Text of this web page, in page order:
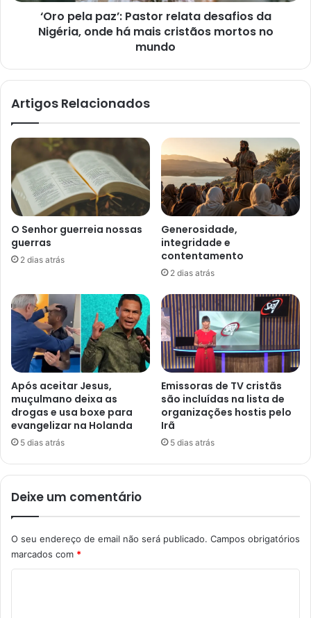
no
‘Oro pela paz’: Pastor relata desafios da
Nigéria, onde há mais cristãos mortos no
mundo
Artigos Relacionados
O Senhor guerreia nossas
guerras
2 dias atrás
Generosidade,
integridade e
contentamento
2 dias atrás
Após aceitar Jesus,
muçulmano deixa as
drogas e usa boxe para
evangelizar na Holanda
5 dias atrás
Emissoras de TV cristãs
são incluídas na lista de
organizações hostis pelo
Irã
5 dias atrás
Deixe um comentário
O seu endereço de email não será publicado. Campos obrigatórios
marcados com *